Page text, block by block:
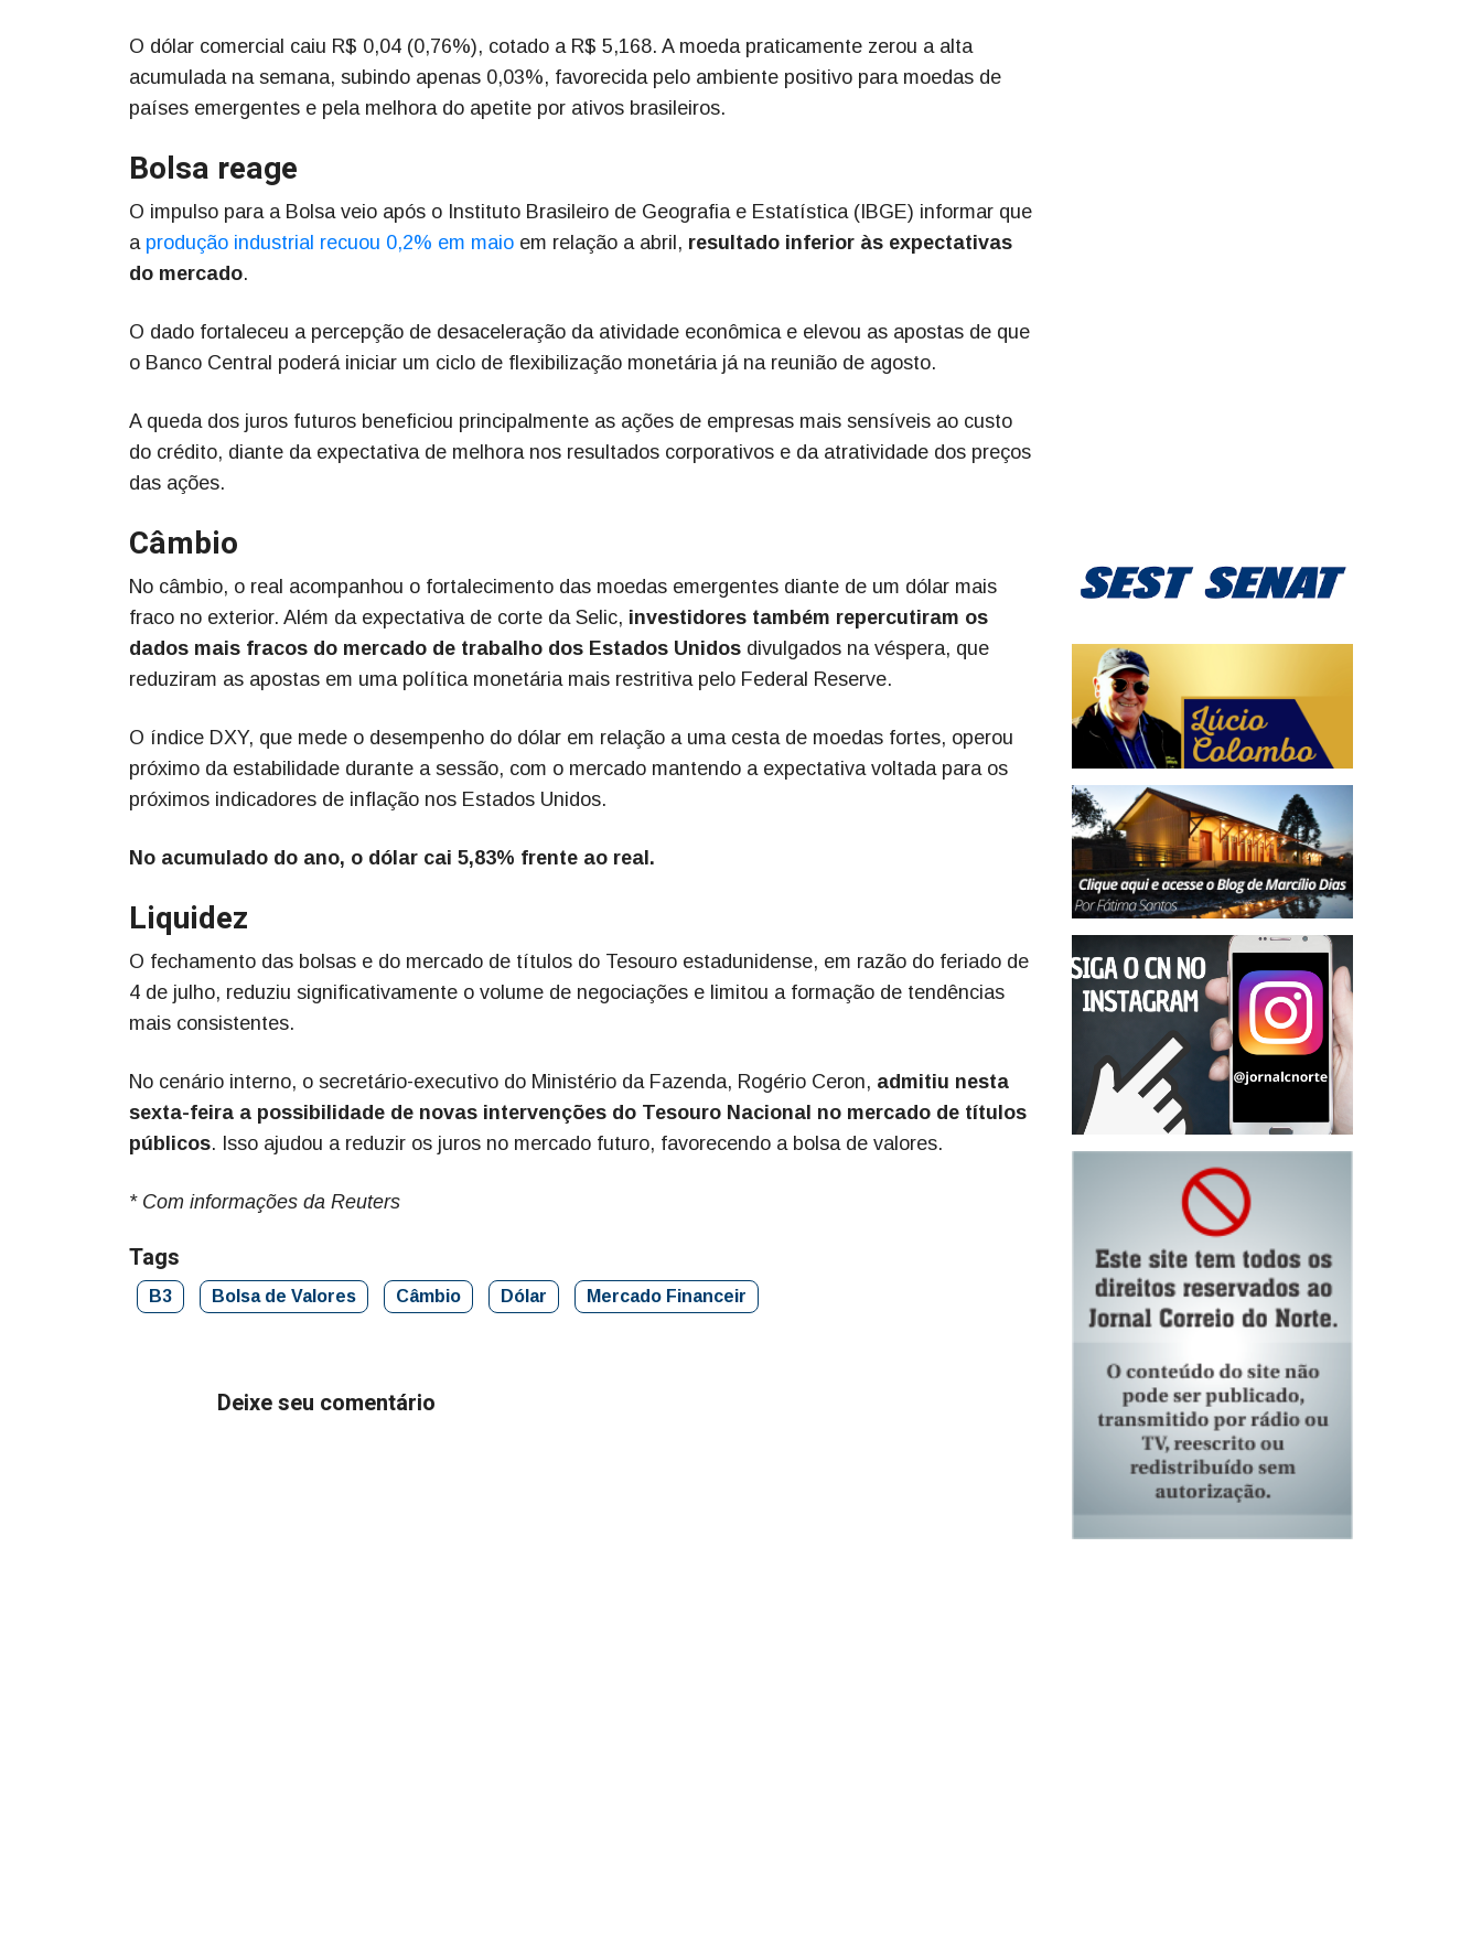
O dólar comercial caiu R$ 0,04 (0,76%), cotado a R$ 5,168. A moeda praticamente zerou a alta
acumulada na semana, subindo apenas 0,03%, favorecida pelo ambiente positivo para moedas de
países emergentes e pela melhora do apetite por ativos brasileiros.
Bolsa reage
O impulso para a Bolsa veio após o Instituto Brasileiro de Geografia e Estatística (IBGE) informar que
a produção industrial recuou 0,2% em maio em relação a abril, resultado inferior às expectativas
do mercado.
O dado fortaleceu a percepção de desaceleração da atividade econômica e elevou as apostas de que
o Banco Central poderá iniciar um ciclo de flexibilização monetária já na reunião de agosto.
A queda dos juros futuros beneficiou principalmente as ações de empresas mais sensíveis ao custo
do crédito, diante da expectativa de melhora nos resultados corporativos e da atratividade dos preços
das ações.
Câmbio
No câmbio, o real acompanhou o fortalecimento das moedas emergentes diante de um dólar mais
fraco no exterior. Além da expectativa de corte da Selic, investidores também repercutiram os
dados mais fracos do mercado de trabalho dos Estados Unidos divulgados na véspera, que
reduziram as apostas em uma política monetária mais restritiva pelo Federal Reserve.
O índice DXY, que mede o desempenho do dólar em relação a uma cesta de moedas fortes, operou
próximo da estabilidade durante a sessão, com o mercado mantendo a expectativa voltada para os
próximos indicadores de inflação nos Estados Unidos.
No acumulado do ano, o dólar cai 5,83% frente ao real.
Liquidez
O fechamento das bolsas e do mercado de títulos do Tesouro estadunidense, em razão do feriado de
4 de julho, reduziu significativamente o volume de negociações e limitou a formação de tendências
mais consistentes.
No cenário interno, o secretário-executivo do Ministério da Fazenda, Rogério Ceron, admitiu nesta
sexta-feira a possibilidade de novas intervenções do Tesouro Nacional no mercado de títulos
públicos. Isso ajudou a reduzir os juros no mercado futuro, favorecendo a bolsa de valores.
* Com informações da Reuters
Tags
B3 Bolsa de Valores Câmbio Dólar Mercado Financeir
Deixe seu comentário